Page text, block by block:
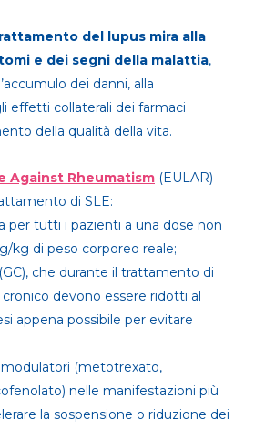
del lupus mira alla
e dei segni della malattia,
dei danni, alla
effetti collaterali dei farmaci
della qualità della vita.
Against Rheumatism (EULAR)
di SLE:
per tutti i pazienti a una dose non
kg di peso corporeo reale;
che durante il trattamento di
devono essere ridotti al
appena possibile per evitare
(metotrexato,
nelle manifestazioni più
la sospensione o riduzione dei